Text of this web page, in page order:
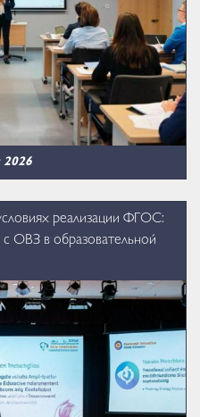
2026
реализации ФГОС:
ОВЗ в образовательной